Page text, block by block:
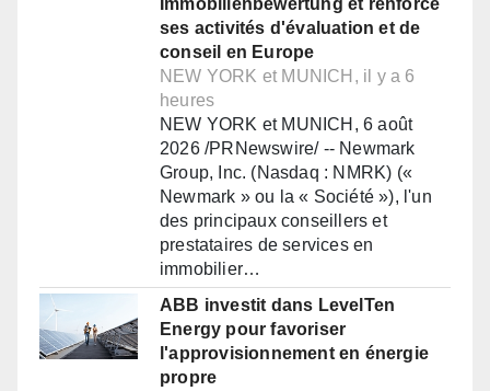
Immobilienbewertung et renforce
ses activités d'évaluation et de
conseil en Europe
NEW YORK et MUNICH, il y a 6
heures
NEW YORK et MUNICH, 6 août
2026 /PRNewswire/ -- Newmark
Group, Inc. (Nasdaq : NMRK) («
Newmark » ou la « Société »), l'un
des principaux conseillers et
prestataires de services en
immobilier…
ABB investit dans LevelTen
Energy pour favoriser
l'approvisionnement en énergie
propre